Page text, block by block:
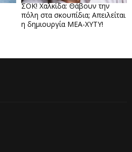
ΣΟΚ! Χαλκίδα: Θάβουν την
πόλη στα σκουπίδια; Απειλείται
η δημιουργία ΜΕΑ-ΧΥΤΥ!